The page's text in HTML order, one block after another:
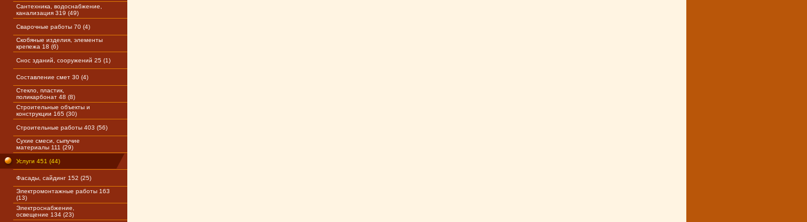
Сантехника, водоснабжение,
канализация 319 (49)
Сварочные работы 70 (4)
Скобяные изделия, элементы
крепежа 18 (6)
Снос зданий, сооружений 25 (1)
Составление смет 30 (4)
Стекло, пластик,
поликарбонат 48 (8)
Строительные объекты и
конструкции 165 (30)
Строительные работы 403 (56)
Сухие смеси, сыпучие
материалы 111 (29)
Услуги 451 (44)
Фасады, сайдинг 152 (25)
Электромонтажные работы 163
(13)
Электроснабжение,
освещение 134 (23)